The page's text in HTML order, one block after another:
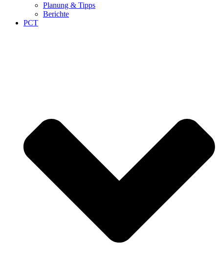
Planung & Tipps
Berichte
PCT